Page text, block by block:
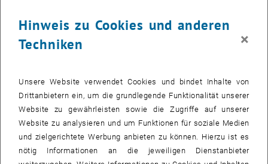
Feierliche Übergabe des Oberhummer Awards
Feierliche Übergabe des Oberhummer Awards
Hinweis zu Cookies und anderen
Techniken
×
Unsere Website verwendet Cookies und bindet Inhalte von
Drittanbietern ein, um die grundlegende Funktionalität unserer
Website zu gewährleisten sowie die Zugriffe auf unserer
Website zu analysieren und um Funktionen für soziale Medien
und zielgerichtete Werbung anbieten zu können. Hierzu ist es
nötig Informationen an die jeweiligen Dienstanbieter